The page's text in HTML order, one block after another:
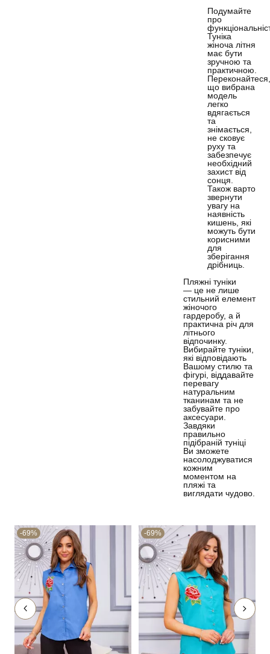
Подумайте
про
Туніка
жіноча літня
має бути
зручною та
практичною.
Переконайтеся,
що вибрана
модель
легко
вдягається
та
знімається,
не сковує
руху та
забезпечує
необхідний
захист від
сонця.
Також варто
звернути
увагу на
наявність
кишень, які
можуть бути
корисними
для
зберігання
дрібниць.
Пляжні туніки
— це не лише
стильний елемент
жіночого
гардеробу, а й
практична річ для
літнього
відпочинку.
Вибирайте туніки,
які відповідають
Вашому стилю та
фігурі, віддавайте
перевагу
натуральним
тканинам та не
забувайте про
аксесуари.
Завдяки
правильно
підібраній туніці
Ви зможете
насолоджуватися
кожним
моментом на
пляжі та
виглядати чудово.
-69% -69%